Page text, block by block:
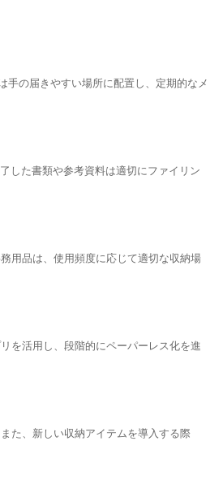
手の届きやすい場所に配置し、定期的なメ
した書類や参考資料は適切にファイリン
用品は、使用頻度に応じて適切な収納場
を活用し、段階的にペーパーレス化を進
た、新しい収納アイテムを導入する際